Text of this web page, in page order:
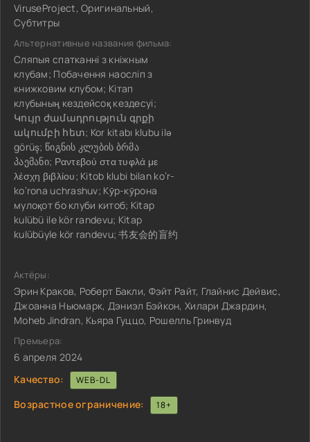
ViruseProject, Оригинальный,
Субтитры
Альтернативные названия фильма:
Сляпыя спатканні з кніжным
клубам; Побачення наосліп з
книжковим клубом; Кітап
клубының кездейсоқ кездесуі;
Կույր ժամադրություն գրքի
ակումբի հետ; Kor kitabı klubu ilə
görüş; წიგნის კლუბის ბრმა
პაემანი; Ραντεβού στα τυφλά με
λέσχη βιβλίου; Kitob klubi bilan ko‘r-
ko‘rona uchrashuv; Кӯр-кӯрона
мулоқот бо клуби китоб; Kitap
kulübü ile kör randevu; Kitap
kulübüyle kör randevu; 书友会的盲约
Актёры:
Эрин Краков, Роберт Бакли, Фэйт Райт, Глайнис Дейвис,
Джоанна Ньюмарк, Дэниэл Бэйкон, Хилари Джардин,
Moheb Jindran, Кьяра Гуццо, Рошелль Гринвуд
Премьера:
6 апреля 2024
Качество:
WEB-DL
Возрастное ограничение: 18+